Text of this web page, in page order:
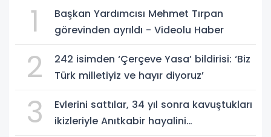
1
Başkan Yardımcısı Mehmet Tırpan
görevinden ayrıldı - Videolu Haber
2
242 isimden ‘Çerçeve Yasa’ bildirisi: ‘Biz
Türk milletiyiz ve hayır diyoruz’
3
Evlerini sattılar, 34 yıl sonra kavuştukları
ikizleriyle Anıtkabir hayalini